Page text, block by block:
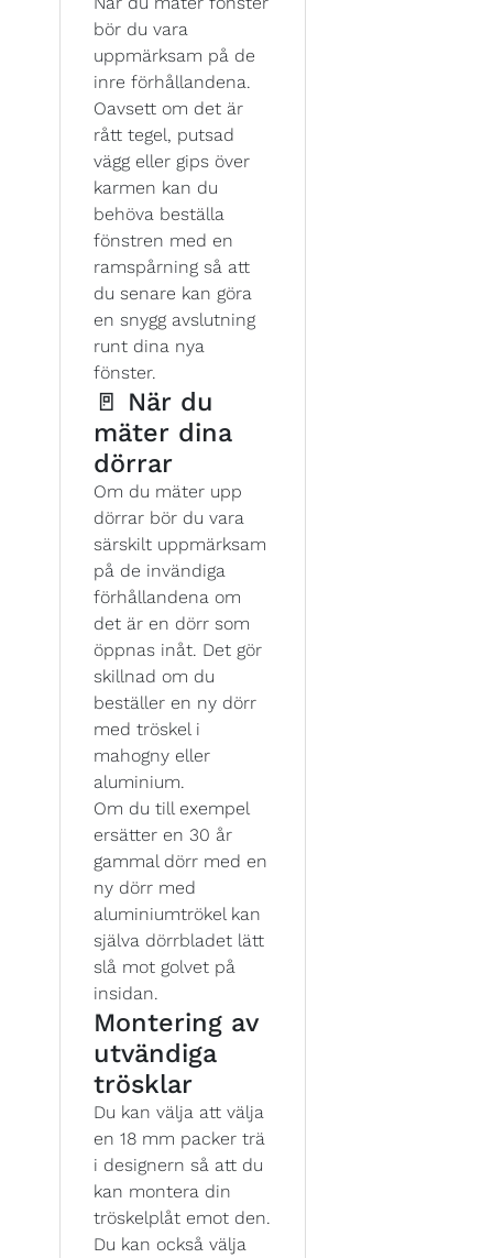
bör du vara
uppmärksam på de
inre förhållandena.
Oavsett om det är
rått tegel, putsad
vägg eller gips över
karmen kan du
behöva beställa
fönstren med en
ramspårning så att
du senare kan göra
en snygg avslutning
runt dina nya
fönster.
🚪 När du
mäter dina
dörrar
Om du mäter upp
dörrar bör du vara
särskilt uppmärksam
på de invändiga
förhållandena om
det är en dörr som
öppnas inåt. Det gör
skillnad om du
beställer en ny dörr
med tröskel i
mahogny eller
aluminium.
Om du till exempel
ersätter en 30 år
gammal dörr med en
ny dörr med
aluminiumtrökel kan
själva dörrbladet lätt
slå mot golvet på
insidan.
Montering av
utvändiga
trösklar
Du kan välja att välja
en 18 mm packer trä
i designern så att du
kan montera din
tröskelplåt emot den.
Du kan också välja